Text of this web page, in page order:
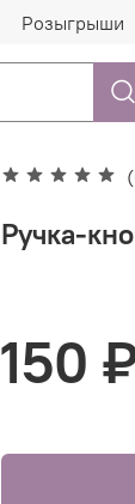
Розыгрыши
Ручка-
150